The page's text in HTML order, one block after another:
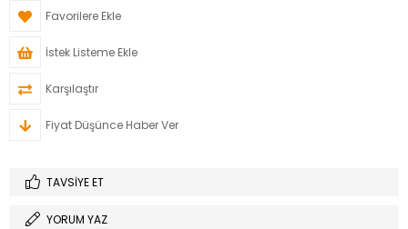
Favorilere Ekle
İstek Listeme Ekle
Karşılaştır
Fiyat Düşünce Haber Ver
TAVSIYE ET
YORUM YAZ